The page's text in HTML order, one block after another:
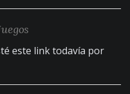
este link todavía por